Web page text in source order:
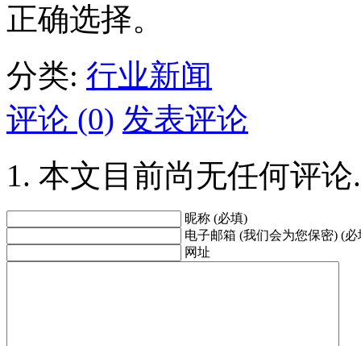
正确选择。
分类: 行业新闻
评论 (0) 发表评论
本文目前尚无任何评论.
昵称 (必填)
电子邮箱 (我们会为您保密) (必
网址